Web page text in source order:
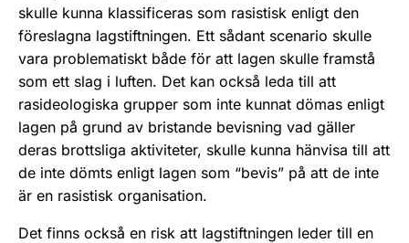
skulle kunna klassificeras som rasistisk enligt den
föreslagna lagstiftningen. Ett sådant scenario skulle
vara problematiskt både för att lagen skulle framstå
som ett slag i luften. Det kan också leda till att
rasideologiska grupper som inte kunnat dömas enligt
lagen på grund av bristande bevisning vad gäller
deras brottsliga aktiviteter, skulle kunna hänvisa till att
de inte dömts enligt lagen som “bevis” på att de inte
är en rasistisk organisation.
Det finns också en risk att lagstiftningen leder till en